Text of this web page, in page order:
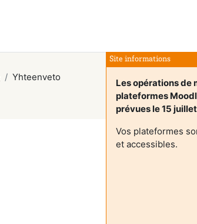
Site informations
Les opérations de
plateformes
prévues le 15
Vos plateformes
et accessibles.
Yhteenveto